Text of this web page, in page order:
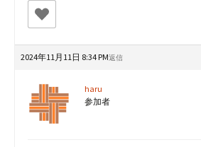
2024年11月11日 8:34 PM返信
haru
参加者